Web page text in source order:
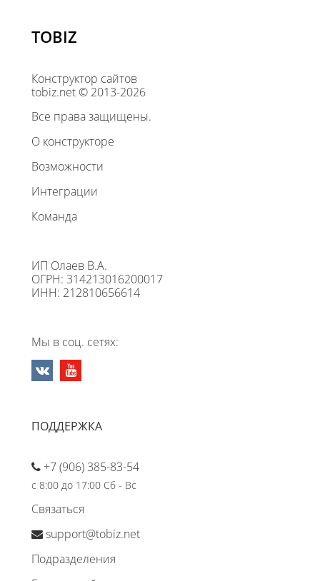
TOBIZ
Конструктор сайтов
tobiz.net © 2013-2026
Все права защищены.
О конструкторе
Возможности
Интеграции
Команда
ИП Олаев В.А.
ОГРН: 314213016200017
ИНН: 212810656614
Мы в соц. сетях:
ПОДДЕРЖКА
+7 (906) 385-83-54
с 8:00 до 17:00 Сб - Вс
Связаться
support@tobiz.net
Подразделения